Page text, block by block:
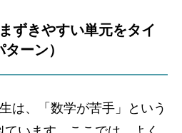
ずきやすい単元をタイ
ーン）
は、「数学が苦手」という